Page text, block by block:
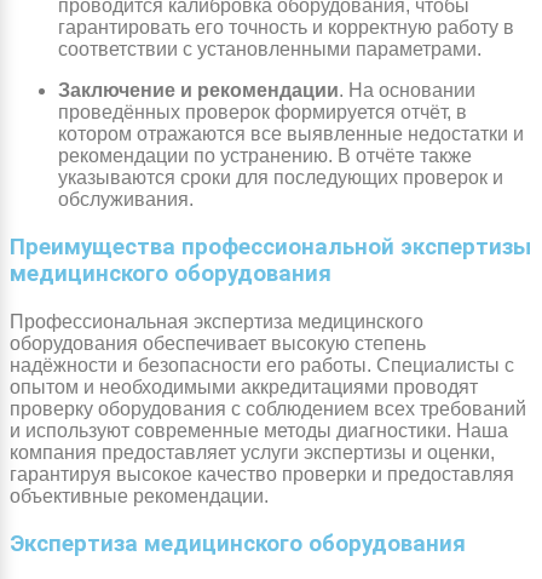
проводится калибровка оборудования, чтобы
гарантировать его точность и корректную работу в
соответствии с установленными параметрами.
Заключение и рекомендации. На основании
проведённых проверок формируется отчёт, в
котором отражаются все выявленные недостатки и
рекомендации по устранению. В отчёте также
указываются сроки для последующих проверок и
обслуживания.
Преимущества профессиональной экспертизы
медицинского оборудования
Профессиональная экспертиза медицинского
оборудования обеспечивает высокую степень
надёжности и безопасности его работы. Специалисты с
опытом и необходимыми аккредитациями проводят
проверку оборудования с соблюдением всех требований
и используют современные методы диагностики. Наша
компания предоставляет услуги экспертизы и оценки,
гарантируя высокое качество проверки и предоставляя
объективные рекомендации.
Экспертиза медицинского оборудования